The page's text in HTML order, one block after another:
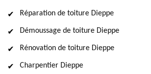
Réparation de toiture Dieppe
Démoussage de toiture Dieppe
Rénovation de toiture Dieppe
Charpentier Dieppe